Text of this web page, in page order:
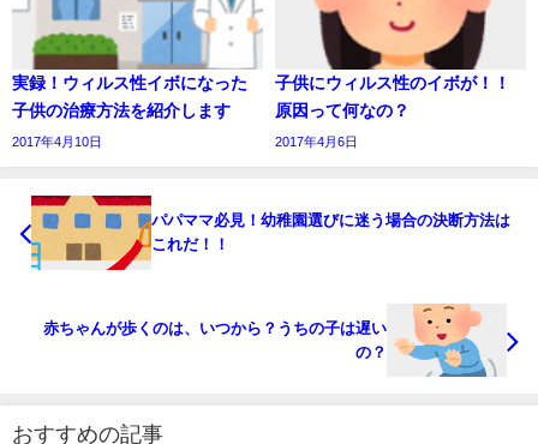
実録！ウィルス性イボになった
子供の治療方法を紹介します
2017年4月10日
子供にウィルス性のイボが！！
原因って何なの？
2017年4月6日
パパママ必見！幼稚園選びに迷う場合の決断方法は
これだ！！
赤ちゃんが歩くのは、いつから？うちの子は遅い
の？
おすすめの記事